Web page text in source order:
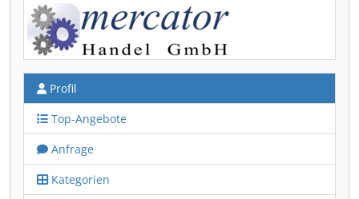
Profil
Top-Angebote
Anfrage
Kategorien